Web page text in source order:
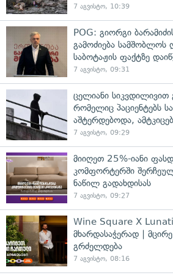
7 აგვისტო, 10:39
POG: გიორგი
გამოძიება სამშობლოს
საბოტაჟის ფაქტზე
7 აგვისტო, 09:31
ცელიანი სიკვდილივით
რომელიც პაციენტებს
აშტერდებოდა,
7 აგვისტო, 09:29
მიიღეთ 25%-იანი
კომფორტერში
ნაწილ გადახდისას
7 აგვისტო, 09:27
Wine Square X
მხარდასაჭერად | მცირე
გრძელდება
7 აგვისტო, 08:16